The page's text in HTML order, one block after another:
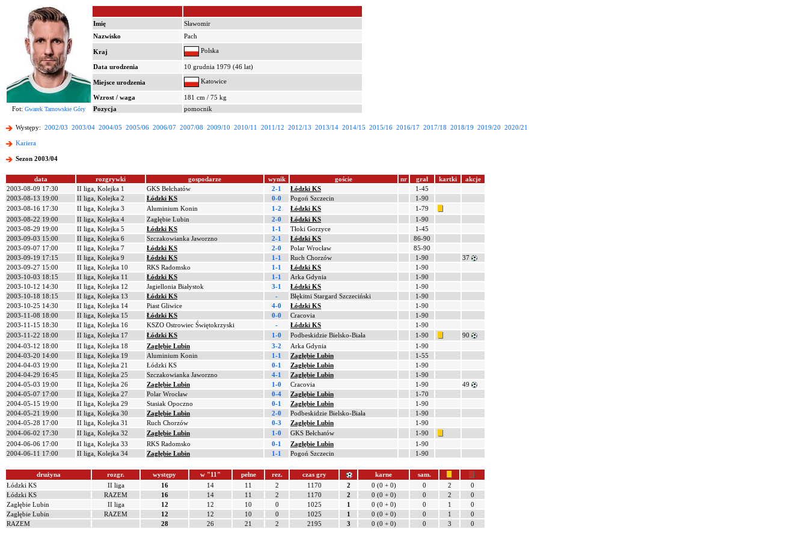
Imię
Sławomir
Nazwisko
Pach
Kraj Polska
Data urodzenia 10 grudnia 1979 (46 lat)
Miejsce urodzenia Katowice
Wzrost / waga
181 cm / 75 kg
Fot: Gwarek Tarnowskie Góry Pozycja pomocnik
Występy: 2002/03 2003/04 2004/05 2005/06 2006/07 2007/08 2009/10 2010/11 2011/12 2012/13 2013/14 2014/15 2015/16 2016/17 2017/18 2018/19 2019/20 2020/21
Kariera
Sezon 2003/04
data rozgrywki gospodarze wynik goście nr grał kartki
akcje
2003-08-09 17:30
II liga, Kolejka 1 GKS Bełchatów 2-1 Łódzki KS
1-45
2003-08-13 19:00
II liga, Kolejka 2 Łódzki KS 0-0 Pogoń Szczecin
1-90
2003-08-16 17:30
II liga, Kolejka 3 Aluminium Konin 1-2 Łódzki KS
1-79
2003-08-22 19:00
II liga, Kolejka 4 Zagłębie Lubin 2-0 Łódzki KS
1-90
2003-08-29 19:00
II liga, Kolejka 5 Łódzki KS 1-1 Tłoki Gorzyce
1-45
2003-09-03 15:00
II liga, Kolejka 6 Szczakowianka Jaworzno 2-1 Łódzki KS
86-90
2003-09-07 17:00
II liga, Kolejka 7 Łódzki KS 2-0 Polar Wrocław
85-90
2003-09-19 17:15
II liga, Kolejka 9 Łódzki KS 1-1 Ruch Chorzów 1-90
37
2003-09-27 15:00
II liga, Kolejka 10 RKS Radomsko 1-1 Łódzki KS
1-90
2003-10-03 18:15
II liga, Kolejka 11 Łódzki KS 1-1 Arka Gdynia
1-90
2003-10-12 14:30
II liga, Kolejka 12 Jagiellonia Białystok 3-1 Łódzki KS
1-90
2003-10-18 18:15
II liga, Kolejka 13 Łódzki KS - Błękitni Stargard Szczeciński
1-90
2003-10-25 14:30
II liga, Kolejka 14 Piast Gliwice 4-0 Łódzki KS
1-90
2003-11-08 18:00
II liga, Kolejka 15 Łódzki KS 0-0 Cracovia
1-90
2003-11-15 18:30
II liga, Kolejka 16 KSZO Ostrowiec Świętokrzyski - Łódzki KS
1-90
2003-11-22 18:00
II liga, Kolejka 17 Łódzki KS 1-0 Podbeskidzie Bielsko-Biała 1-90
90
2004-03-12 18:00
II liga, Kolejka 18 Zagłębie Lubin 3-2 Arka Gdynia
1-90
2004-03-20 14:00
II liga, Kolejka 19 Aluminium Konin 1-1 Zagłębie Lubin
1-55
2004-04-03 19:00
II liga, Kolejka 21 Łódzki KS 0-1 Zagłębie Lubin
1-90
2004-04-29 16:45
II liga, Kolejka 25 Szczakowianka Jaworzno 4-1 Zagłębie Lubin
1-90
2004-05-03 19:00
II liga, Kolejka 26 Zagłębie Lubin 1-0 Cracovia 1-90
49
2004-05-07 17:00
II liga, Kolejka 27 Polar Wrocław 0-4 Zagłębie Lubin
1-70
2004-05-15 19:00
II liga, Kolejka 29 Stasiak Opoczno 0-1 Zagłębie Lubin
1-90
2004-05-21 19:00
II liga, Kolejka 30 Zagłębie Lubin 2-0 Podbeskidzie Bielsko-Biała
1-90
2004-05-28 17:00
II liga, Kolejka 31 Ruch Chorzów 0-3 Zagłębie Lubin
1-90
2004-06-02 17:30
II liga, Kolejka 32 Zagłębie Lubin 1-0 GKS Bełchatów
1-90
2004-06-06 17:00
II liga, Kolejka 33 RKS Radomsko 0-1 Zagłębie Lubin
1-90
2004-06-11 17:00
II liga, Kolejka 34 Zagłębie Lubin 1-1 Pogoń Szczecin 1-90
drużyna rozgr. występy w "11" pełne rez. czas gry karne
sam.
Łódzki KS
II liga 16 14 11 2 1170 2 0 (0 + 0) 0 2
0
Łódzki KS
RAZEM 16 14 11 2 1170 2 0 (0 + 0) 0 2
0
Zagłębie Lubin
II liga 12 12 10 0 1025 1 0 (0 + 0) 0 1
0
Zagłębie Lubin
RAZEM 12 12 10 0 1025 1 0 (0 + 0) 0 1
0
RAZEM
28 26 21 2 2195 3 0 (0 + 0) 0 3 0